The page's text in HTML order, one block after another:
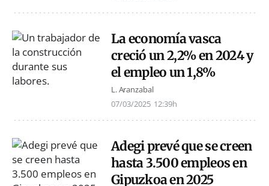
La economía vasca
creció un 2,2% en 2024 y
el empleo un 1,8%
L. Aranzabal
07/03/2025 12:39h
Adegi prevé que se creen
hasta 3.500 empleos en
Gipuzkoa en 2025